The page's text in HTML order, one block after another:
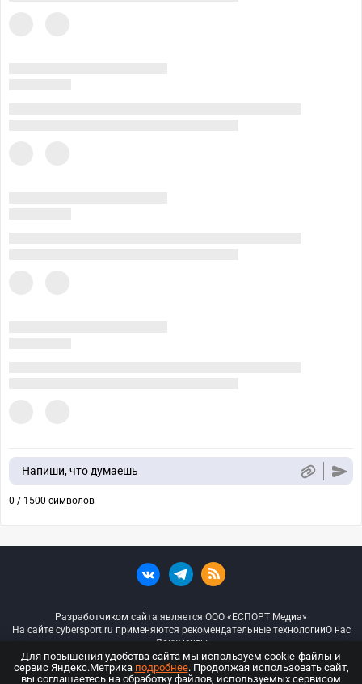
Напиши, что думаешь
0 / 1500 символов
Разработчиком сайта является ООО «ЕСПОРТ Медиа»
На сайте cybersport.ru применяются рекомендательные технологииО нас
Документы
© ООО «Киберспорт.ру» — Все права защищены
Для повышения удобства сайта мы используем cookie-файлы и
сервис Яндекс.Метрика подробнее. Продолжая использовать сайт,
вы соглашаетесь на обработку файлов, используемых сервисом